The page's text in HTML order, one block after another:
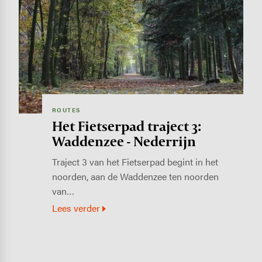
ROUTES
Het Fietserpad traject 3:
Waddenzee - Nederrijn
Traject 3 van het Fietserpad begint in het
noorden, aan de Waddenzee ten noorden
van…
Lees verder